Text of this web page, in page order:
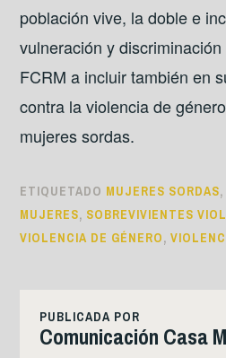
población vive, la doble e
vulneración y
FCRM a incluir también en
contra la violencia de
mujeres sordas.
ETIQUETADO MUJERES SORDAS,
MUJERES, SOBREVIVIENTES
VIOLENCIA DE GÉNERO,
PUBLICADA POR
Comunicación Casa